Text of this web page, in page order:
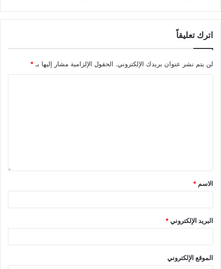
اترك تعليقاً
لن يتم نشر عنوان بريدك الإلكتروني. الحقول الإلزامية مشار إليها بـ *
الاسم *
البريد الإلكتروني*
الموقع الإلكتروني